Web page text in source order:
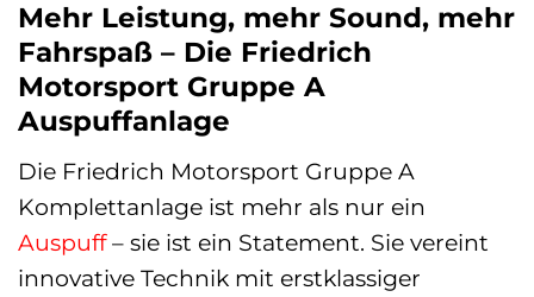
Mehr Leistung, mehr Sound, mehr
Fahrspaß – Die Friedrich
Motorsport Gruppe A
Auspuffanlage
Die Friedrich Motorsport Gruppe A
Komplettanlage ist mehr als nur ein
Auspuff– sie ist ein Statement. Sie vereint
innovative Technik mit erstklassiger